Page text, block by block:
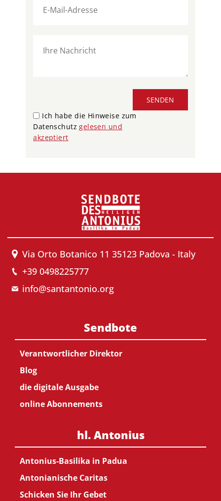
SENDEN
Ich habe die Hinweise zum
Datenschutzgelesen und
akzeptiert
Via Orto Botanico 11 35123 Padova - Italy
+39 0498225777
info@santantonio.org
Sendbote
Verantwortlicher Direktor
Blog
die digitale Ausgabe
online Abonnements
hl. Antonius
Antonius-Basilika in Padua
Antonianische Caritas
Schicken Sie Ihr Gebet